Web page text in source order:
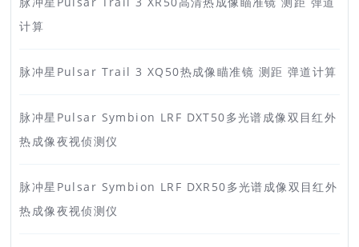
计算
脉冲星Pulsar Trail 3 XQ50热成像瞄准镜 测距 弹道计算
脉冲星Pulsar Symbion LRF DXT50多光谱成像双目红外
热成像夜视侦测仪
脉冲星Pulsar Symbion LRF DXR50多光谱成像双目红外
热成像夜视侦测仪